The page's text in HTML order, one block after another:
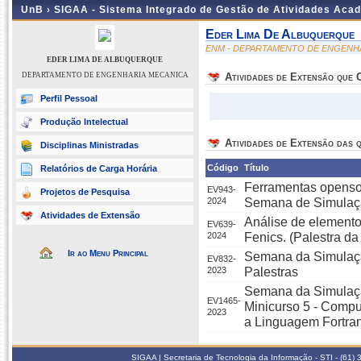
UnB › SIGAA - Sistema Integrado de Gestão de Atividades
EDER LIMA DE ALBUQUERQUE
DEPARTAMENTO DE ENGENHARIA MECANICA
Perfil Pessoal
Produção Intelectual
Disciplinas Ministradas
Relatórios de Carga Horária
Projetos de Pesquisa
Atividades de Extensão
Ir ao Menu Principal
Eder Lima De Albuquerque
ENM - DEPARTAMENTO DE
Atividades de Extensão que
Atividades de Extensão das
Código Título
EV943-
2024
Ferramentas
Semana de
EV639-
2024
Análise de
Fenics. (Palestra
EV832-
2023
Semana da
Palestras
EV1465-
2023
Semana da
Minicurso 5 -
a Linguagem
SIGAA | Secretaria de Tecnologia da Informação - STI -